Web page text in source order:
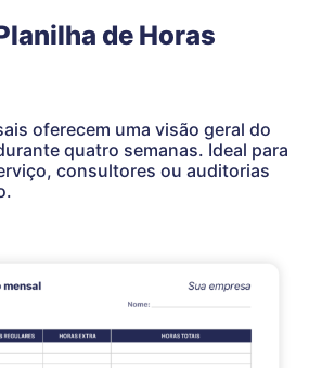
de Horas
oferecem uma visão geral do
quatro semanas. Ideal para
consultores ou auditorias